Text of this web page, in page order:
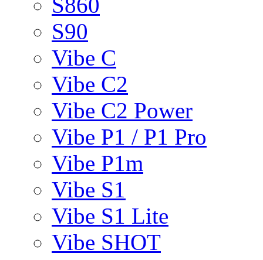
S90
Vibe C
Vibe C2
Vibe C2 Power
Vibe P1 / P1 Pro
Vibe P1m
Vibe S1
Vibe S1 Lite
Vibe SHOT